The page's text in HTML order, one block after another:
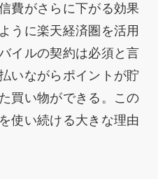
費がさらに下がる効果
うに楽天経済圏を活用
イルの契約は必須と言
いながらポイントが貯
買い物ができる。この
使い続ける大きな理由